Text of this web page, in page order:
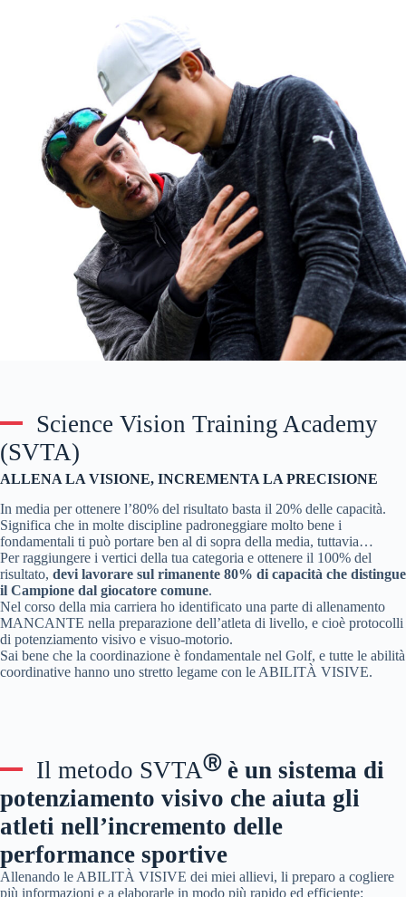
Science Vision Training Academy
(SVTA)
ALLENA LA VISIONE, INCREMENTA LA PRECISIONE
In media per ottenere l’80% del risultato basta il 20% delle capacità.
Significa che in molte discipline padroneggiare molto bene i
fondamentali ti può portare ben al di sopra della media, tuttavia…
Per raggiungere i vertici della tua categoria e ottenere il 100% del
risultato, devi lavorare sul rimanente 80% di capacità che distingue
il Campione dal giocatore comune.
Nel corso della mia carriera ho identificato una parte di allenamento
MANCANTE nella preparazione dell’atleta di livello, e cioè protocolli
di potenziamento visivo e visuo-motorio.
Sai bene che la coordinazione è fondamentale nel Golf, e tutte le abilità
coordinative hanno uno stretto legame con le ABILITÀ VISIVE.
Il metodo SVTAⓇè un sistema di
potenziamento visivo che aiuta gli
atleti nell’incremento delle
performance sportive
Allenando le ABILITÀ VISIVE dei miei allievi, li preparo a cogliere
più informazioni e a elaborarle in modo più rapido ed efficiente: